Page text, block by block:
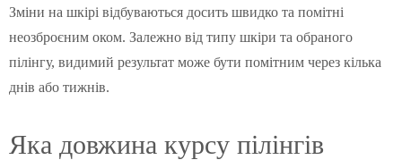
Зміни на шкірі відбуваються досить швидко та помітні
неозброєним оком. Залежно від типу шкіри та обраного
пілінгу, видимий результат може бути помітним через кілька
днів або тижнів.
Яка довжина курсу пілінгів